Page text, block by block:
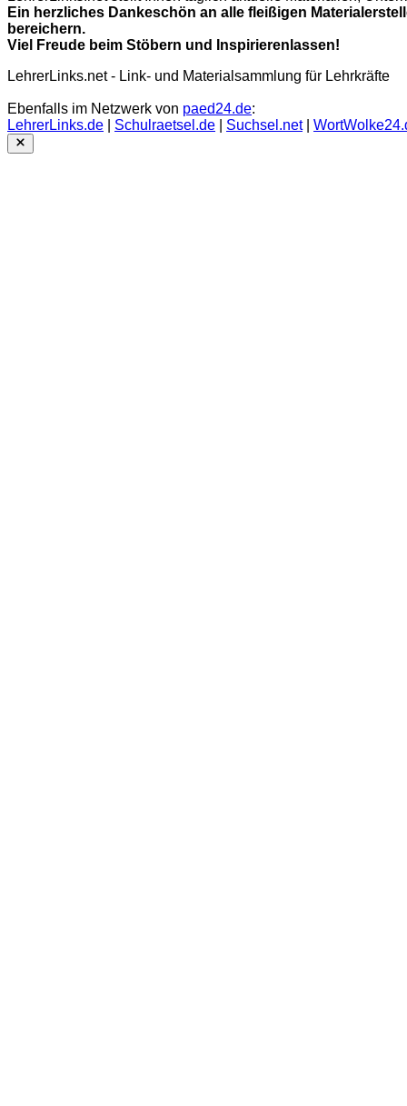
Ein herzliches Dankeschön an alle fleißigen
bereichern.
Viel Freude beim Stöbern und Inspirierenlassen!
LehrerLinks.net - Link- und Materialsammlung für Lehrkräfte
Ebenfalls im Netzwerk von paed24.de:
LehrerLinks.de
Schulraetsel.de Suchsel.net|
Close